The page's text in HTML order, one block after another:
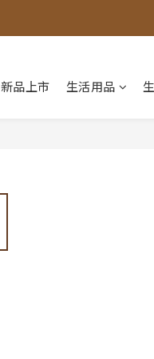
新品上市 生活用品